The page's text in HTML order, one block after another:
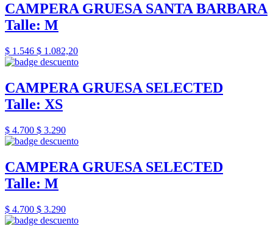
CAMPERA GRUESA SANTA BARBARA
Talle: M
$ 1.546 $ 1.082,20
CAMPERA GRUESA SELECTED
Talle: XS
$ 4.700 $ 3.290
CAMPERA GRUESA SELECTED
Talle: M
$ 4.700 $ 3.290